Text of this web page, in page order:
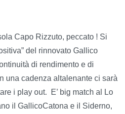
Capo Rizzuto, peccato ! Si
del rinnovato Gallico
di rendimento e di
una cadenza altalenante ci sarà
i play out. E’ big match al Lo
il GallicoCatona e il Siderno,